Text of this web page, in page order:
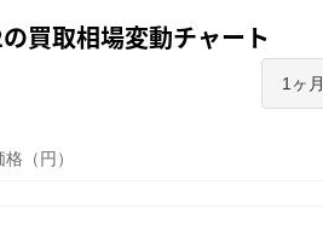
買取相場変動チャート
1ヶ月